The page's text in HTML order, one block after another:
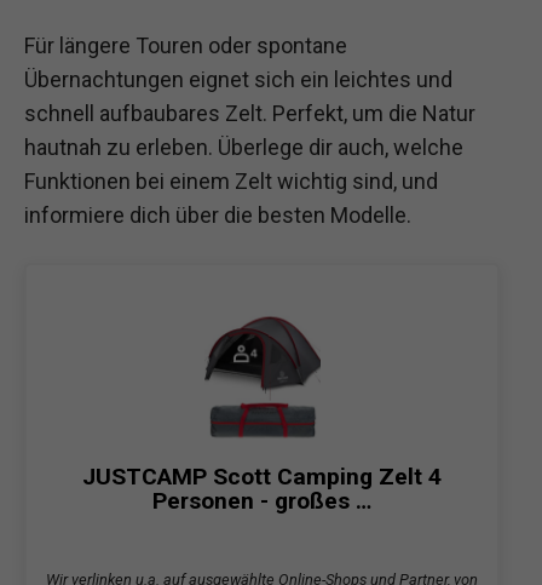
Für längere Touren oder spontane
Übernachtungen eignet sich ein leichtes und
schnell aufbaubares Zelt. Perfekt, um die Natur
hautnah zu erleben. Überlege dir auch, welche
Funktionen bei einem Zelt wichtig sind, und
informiere dich über die besten Modelle.
JUSTCAMP Scott Camping Zelt 4
Personen - großes …
Wir verlinken u.a. auf ausgewählte Online-Shops und Partner, von